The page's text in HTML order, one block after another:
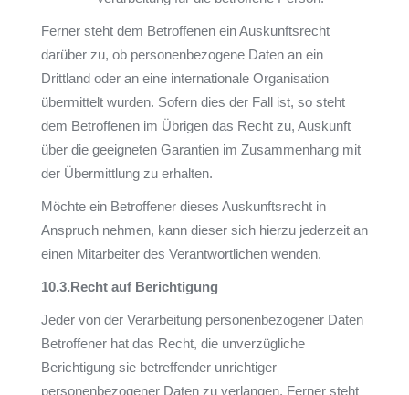
Ferner steht dem Betroffenen ein Auskunftsrecht
darüber zu, ob personenbezogene Daten an ein
Drittland oder an eine internationale Organisation
übermittelt wurden. Sofern dies der Fall ist, so steht
dem Betroffenen im Übrigen das Recht zu, Auskunft
über die geeigneten Garantien im Zusammenhang mit
der Übermittlung zu erhalten.
Möchte ein Betroffener dieses Auskunftsrecht in
Anspruch nehmen, kann dieser sich hierzu jederzeit an
einen Mitarbeiter des Verantwortlichen wenden.
10.3.Recht auf Berichtigung
Jeder von der Verarbeitung personenbezogener Daten
Betroffener hat das Recht, die unverzügliche
Berichtigung sie betreffender unrichtiger
personenbezogener Daten zu verlangen. Ferner steht